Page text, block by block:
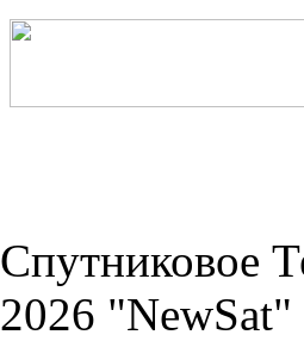
Спутниковое
2026